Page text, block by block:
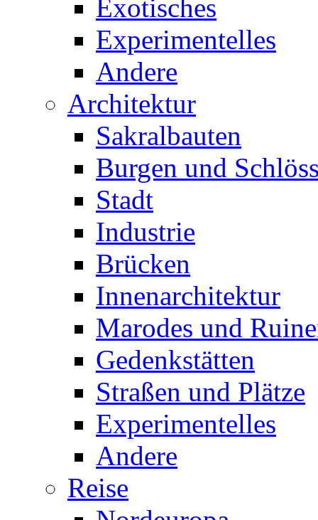
Exotisches
Experimentelles
Andere
Architektur
Sakralbauten
Burgen und
Stadt
Industrie
Brücken
Innenarchitektur
Marodes und
Gedenkstätten
Straßen und Plätze
Experimentelles
Andere
Reise